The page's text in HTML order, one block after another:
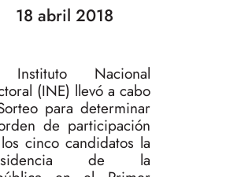
18 abril 2018
Nacional
(INE) llevó a cabo
para determinar
de participación
cinco candidatos la
de la